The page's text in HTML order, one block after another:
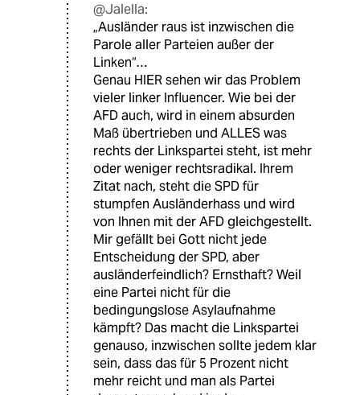
@Jalella:
„Ausländer raus ist inzwischen die
Parole aller Parteien außer der
Linken“…
Genau HIER sehen wir das Problem
vieler linker Influencer. Wie bei der
AFD auch, wird in einem absurden
Maß übertrieben und ALLES was
rechts der Linkspartei steht, ist mehr
oder weniger rechtsradikal. Ihrem
Zitat nach, steht die SPD für
stumpfen Ausländerhass und wird
von Ihnen mit der AFD gleichgestellt.
Mir gefällt bei Gott nicht jede
Entscheidung der SPD, aber
ausländerfeindlich? Ernsthaft? Weil
eine Partei nicht für die
bedingungslose Asylaufnahme
kämpft? Das macht die Linkspartei
genauso, inzwischen sollte jedem klar
sein, dass das für 5 Prozent nicht
mehr reicht und man als Partei